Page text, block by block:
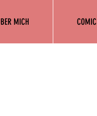
MICH COMIC